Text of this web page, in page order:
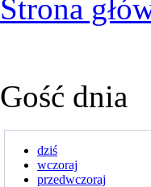
Strona
Gość dnia
dziś
wczoraj
przedwczoraj